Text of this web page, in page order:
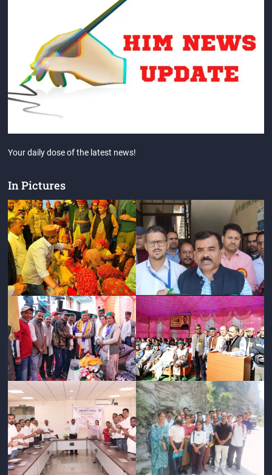
Your daily dose of the latest news!
In Pictures